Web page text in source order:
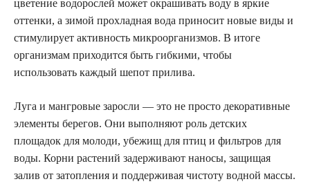
цветение водорослей может окрашивать воду в яркие
оттенки, а зимой прохладная вода приносит новые виды и
стимулирует активность микроорганизмов. В итоге
организмам приходится быть гибкими, чтобы
использовать каждый шепот прилива.
Луга и мангровые заросли — это не просто декоративные
элементы берегов. Они выполняют роль детских
площадок для молоди, убежищ для птиц и фильтров для
воды. Корни растений задерживают наносы, защищая
залив от затопления и поддерживая чистоту водной массы.